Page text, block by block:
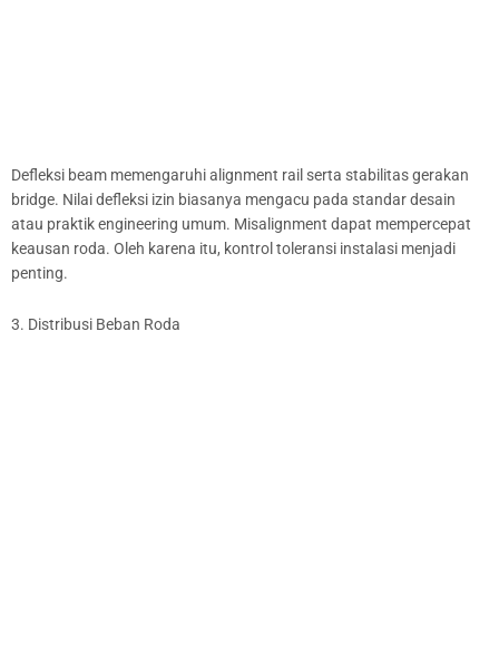
Defleksi beam memengaruhi alignment rail serta stabilitas gerakan
bridge. Nilai defleksi izin biasanya mengacu pada standar desain
atau praktik engineering umum. Misalignment dapat mempercepat
keausan roda. Oleh karena itu, kontrol toleransi instalasi menjadi
penting.
3. Distribusi Beban Roda